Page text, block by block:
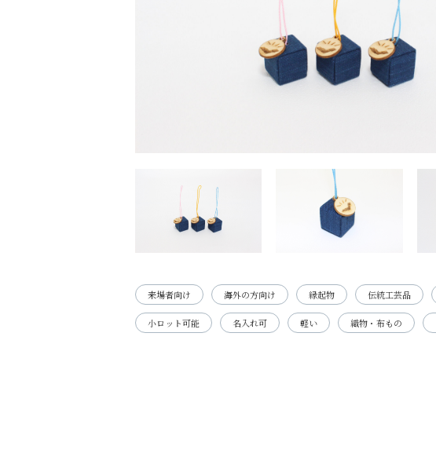
来場者向け 海外の方向け 縁起物 伝統工芸品
小ロット可能 名入れ可 軽い 織物・布もの